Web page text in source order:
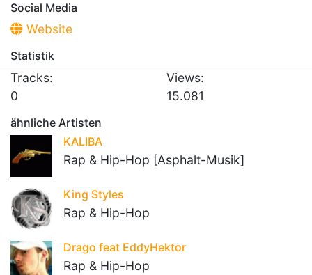
Social Media
Website
Statistik
Tracks:
0
Views:
15.081
ähnliche Artisten
KALIBA
Rap & Hip-Hop [Asphalt-Musik]
King Styles
Rap & Hip-Hop
Drago feat EddyHektor
Rap & Hip-Hop